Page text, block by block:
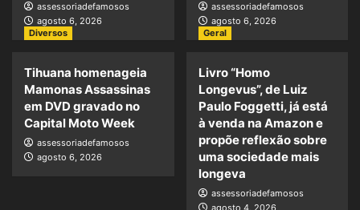
assessoriadefamosos
agosto 6, 2026
assessoriadefamosos
agosto 6, 2026
Diversos
Tihuana homenageia
Mamonas Assassinas
em DVD gravado no
Capital Moto Week
assessoriadefamosos
agosto 6, 2026
Geral
Livro “Homo
Longevus”, de Luiz
Paulo Foggetti, já está
à venda na Amazon e
propõe reflexão sobre
uma sociedade mais
longeva
assessoriadefamosos
agosto 4, 2026